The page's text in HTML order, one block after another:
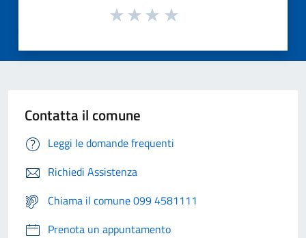
Contatta il comune
Leggi le domande frequenti
Richiedi Assistenza
Chiama il comune 099 4581111
Prenota un appuntamento